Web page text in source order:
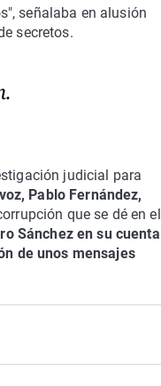
señalaba en alusión
secretos.
judicial para
Pablo Fernández,
que se dé en el
Sánchez en su cuenta
de unos mensajes